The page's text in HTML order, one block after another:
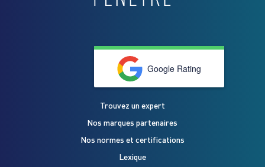
Google Rating
Trouvez un expert
Nos marques partenaires
Nos normes et certifications
Lexique